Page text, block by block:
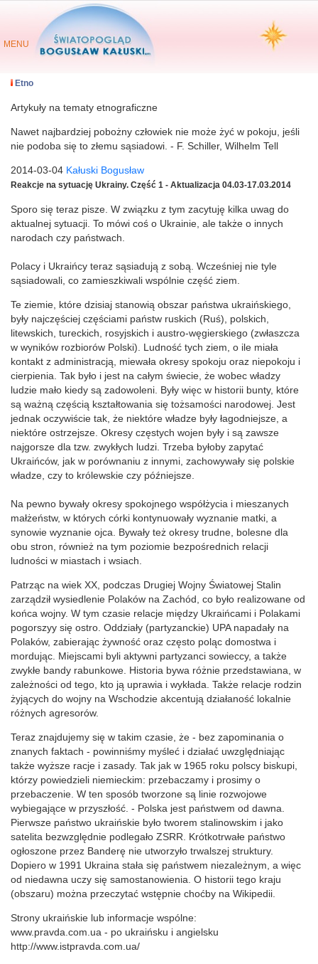
MENU
Etno
Artykuły na tematy etnograficzne
Nawet najbardziej pobożny człowiek nie może żyć w pokoju, jeśli
nie podoba się to złemu sąsiadowi. - F. Schiller, Wilhelm Tell
2014-03-04 Kałuski Bogusław
Reakcje na sytuację Ukrainy. Część 1 - Aktualizacja 04.03-17.03.2014
Sporo się teraz pisze. W związku z tym zacytuję kilka uwag do
aktualnej sytuacji. To mówi coś o Ukrainie, ale także o innych
narodach czy państwach.
Polacy i Ukraińcy teraz sąsiadują z sobą. Wcześniej nie tyle
sąsiadowali, co zamieszkiwali wspólnie część ziem.
Te ziemie, które dzisiaj stanowią obszar państwa ukraińskiego,
były najczęściej częściami państw ruskich (Ruś), polskich,
litewskich, tureckich, rosyjskich i austro-węgierskiego (zwłaszcza
w wyników rozbiorów Polski). Ludność tych ziem, o ile miała
kontakt z administracją, miewała okresy spokoju oraz niepokoju i
cierpienia. Tak było i jest na całym świecie, że wobec władzy
ludzie mało kiedy są zadowoleni. Były więc w historii bunty, które
są ważną częścią kształtowania się tożsamości narodowej. Jest
jednak oczywiście tak, że niektóre władze były łagodniejsze, a
niektóre ostrzejsze. Okresy częstych wojen były i są zawsze
najgorsze dla tzw. zwykłych ludzi. Trzeba byłoby zapytać
Ukraińców, jak w porównaniu z innymi, zachowywały się polskie
władze, czy to królewskie czy późniejsze.
Na pewno bywały okresy spokojnego współżycia i mieszanych
małżeństw, w których córki kontynuowały wyznanie matki, a
synowie wyznanie ojca. Bywały też okresy trudne, bolesne dla
obu stron, również na tym poziomie bezpośrednich relacji
ludności w miastach i wsiach.
Patrząc na wiek XX, podczas Drugiej Wojny Światowej Stalin
zarządził wysiedlenie Polaków na Zachód, co było realizowane od
końca wojny. W tym czasie relacje między Ukraińcami i Polakami
pogorszyy się ostro. Oddziały (partyzanckie) UPA napadały na
Polaków, zabierając żywność oraz często poląc domostwa i
mordując. Miejscami byli aktywni partyzanci sowieccy, a także
zwykłe bandy rabunkowe. Historia bywa różnie przedstawiana, w
zależności od tego, kto ją uprawia i wykłada. Także relacje rodzin
żyjących do wojny na Wschodzie akcentują działaność lokalnie
różnych agresorów.
Teraz znajdujemy się w takim czasie, że - bez zapominania o
znanych faktach - powinniśmy myśleć i działać uwzględniając
także wyższe racje i zasady. Tak jak w 1965 roku polscy biskupi,
którzy powiedzieli niemieckim: przebaczamy i prosimy o
przebaczenie. W ten sposób tworzone są linie rozwojowe
wybiegające w przyszłość. - Polska jest państwem od dawna.
Pierwsze państwo ukraińskie było tworem stalinowskim i jako
satelita bezwzględnie podlegało ZSRR. Krótkotrwałe państwo
ogłoszone przez Banderę nie utworzyło trwalszej struktury.
Dopiero w 1991 Ukraina stała się państwem niezależnym, a więc
od niedawna uczy się samostanowienia. O historii tego kraju
(obszaru) można przeczytać wstępnie choćby na Wikipedii.
Strony ukraińskie lub informacje wspólne:
www.pravda.com.ua - po ukraińsku i angielsku
http://www.istpravda.com.ua/